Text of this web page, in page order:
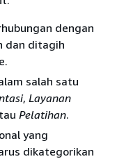
dengan
dan ditagih
salah satu
, Layanan
Pelatihan.
yang
dikategorikan